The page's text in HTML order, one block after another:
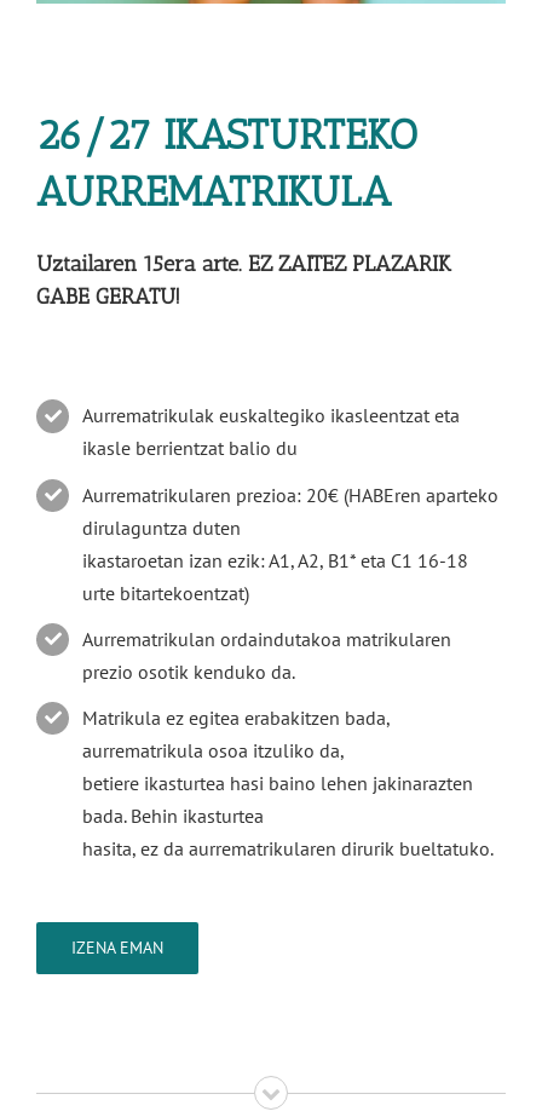
26/27 IKASTURTEKO
AURREMATRIKULA
Uztailaren 15era arte. EZ ZAITEZ PLAZARIK
GABE GERATU!
Aurrematrikulak euskaltegiko ikasleentzat eta
ikasle berrientzat balio du
Aurrematrikularen prezioa: 20€ (HABEren aparteko
dirulaguntza duten
ikastaroetan izan ezik: A1, A2, B1* eta C1 16-18
urte bitartekoentzat)
Aurrematrikulan ordaindutakoa matrikularen
prezio osotik kenduko da.
Matrikula ez egitea erabakitzen bada,
aurrematrikula osoa itzuliko da,
betiere ikasturtea hasi baino lehen jakinarazten
bada. Behin ikasturtea
hasita, ez da aurrematrikularen dirurik bueltatuko.
IZENA EMAN